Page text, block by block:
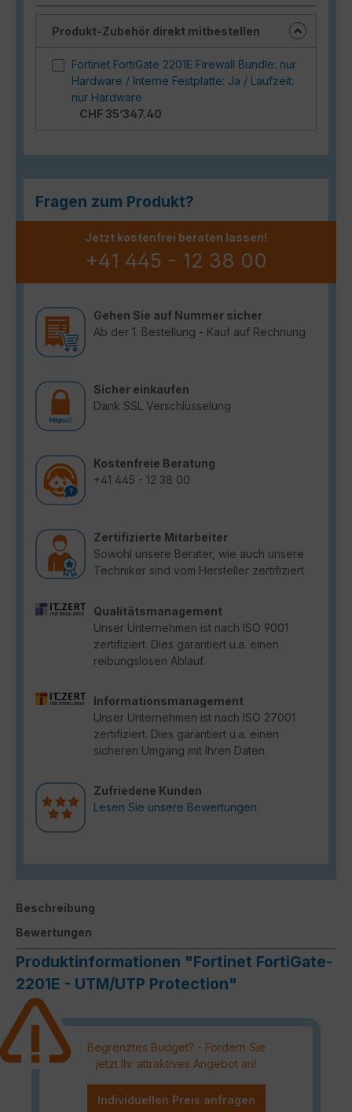
Produkt-Zubehör direkt mitbestellen
Fortinet FortiGate 2201E Firewall Bundle: nur
Hardware / Interne Festplatte: Ja / Laufzeit:
nur Hardware
CHF 35’347.40
Fragen zum Produkt?
Jetzt kostenfrei beraten lassen!
+41 445 - 12 38 00
Gehen Sie auf Nummer sicher
Ab der 1. Bestellung - Kauf auf Rechnung
Sicher einkaufen
Dank SSL Verschlüsselung
Kostenfreie Beratung
+41 445 - 12 38 00
Zertifizierte Mitarbeiter
Sowohl unsere Berater, wie auch unsere
Techniker sind vom Hersteller zertifiziert.
Qualitätsmanagement
Unser Unternehmen ist nach ISO 9001
zertifiziert. Dies garantiert u.a. einen
reibungslosen Ablauf.
Informationsmanagement
Unser Unternehmen ist nach ISO 27001
zertifiziert. Dies garantiert u.a. einen
sicheren Umgang mit Ihren Daten.
Zufriedene Kunden
Lesen Sie unsere Bewertungen.
Beschreibung
Bewertungen
Produktinformationen "Fortinet FortiGate-
2201E - UTM/UTP Protection"
Begrenztes Budget? - Fordern Sie
jetzt Ihr attraktives Angebot an!
Individuellen Preis anfragen